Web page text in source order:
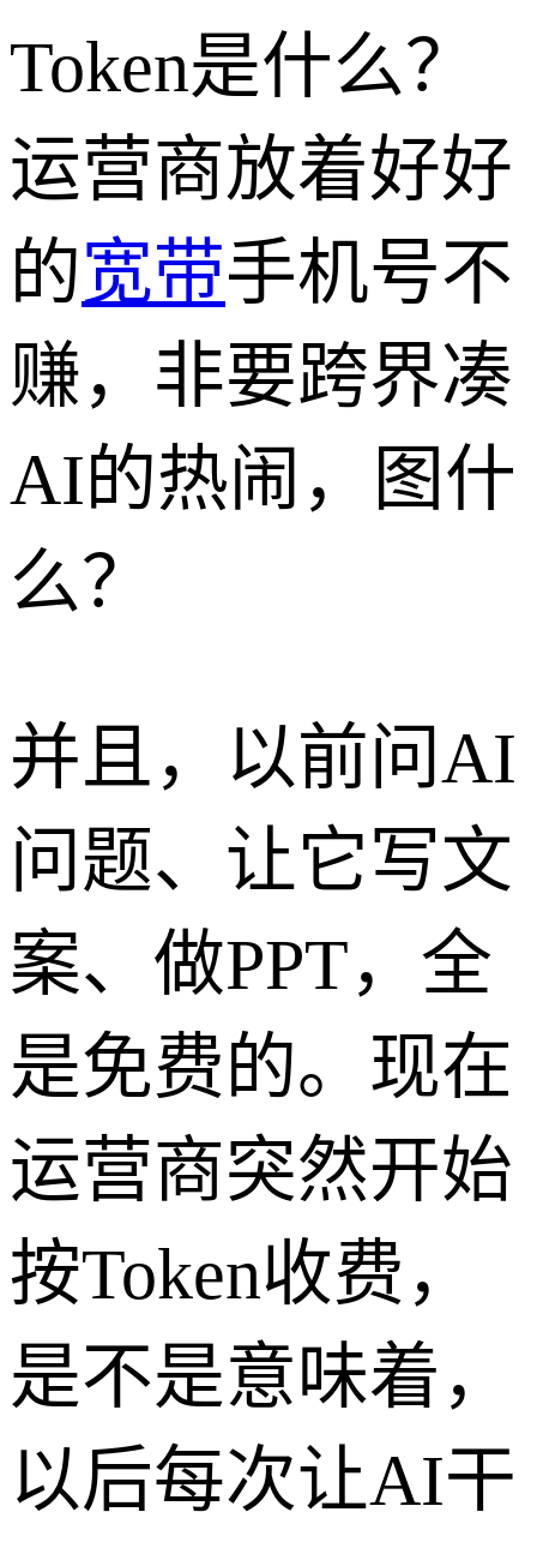
Token是什么？
运营商放着好好
的宽带手机号不
赚，非要跨界凑
AI的热闹，图什
么？
并且，以前问AI
问题、让它写文
案、做PPT，全
是免费的。现在
运营商突然开始
按Token收费，
是不是意味着，
以后每次让AI干